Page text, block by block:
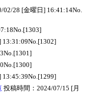
02/28 [金曜日] 16:41:14No.
投稿時間：2024/07/15 [月